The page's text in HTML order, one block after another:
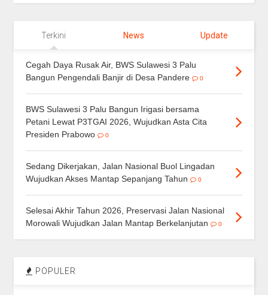
Terkini News Update
Cegah Daya Rusak Air, BWS Sulawesi 3 Palu
Bangun Pengendali Banjir di Desa Pandere
0
BWS Sulawesi 3 Palu Bangun Irigasi bersama
Petani Lewat P3TGAI 2026, Wujudkan Asta Cita
Presiden Prabowo
0
Sedang Dikerjakan, Jalan Nasional Buol Lingadan
Wujudkan Akses Mantap Sepanjang Tahun
0
Selesai Akhir Tahun 2026, Preservasi Jalan Nasional
Morowali Wujudkan Jalan Mantap Berkelanjutan
0
POPULER